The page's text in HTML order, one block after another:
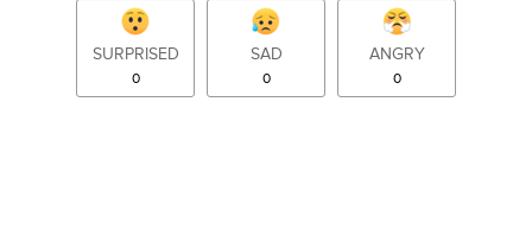
SURPRISED
0
SAD
0
ANGRY
0